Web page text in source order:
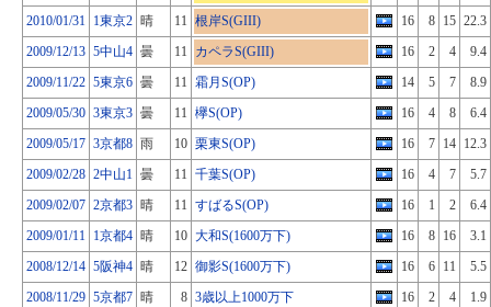
2010/01/31 1東京2 晴 11 根岸S(GIII) 16 8 15 22.3
2009/12/13 5中山4 曇 11 カペラS(GIII) 16 2 4
9.4
2009/11/22 5東京6 曇 11 霜月S(OP) 14 5 7
8.9
2009/05/30 3東京3 曇 11 欅S(OP) 16 4 8
6.4
2009/05/17 3京都8 雨 10 栗東S(OP) 16 7 14 12.3
2009/02/28 2中山1 曇 11 千葉S(OP) 16 4 7
5.7
2009/02/07 2京都3 晴 11 すばるS(OP) 16 1 2
6.4
2009/01/11 1京都4 晴 10 大和S(1600万下) 16 8 16
3.1
2008/12/14 5阪神4 晴 12 御影S(1600万下) 16 6 11
5.5
2008/11/29 5京都7 晴 8 3歳以上1000万下 16 2 4
1.9